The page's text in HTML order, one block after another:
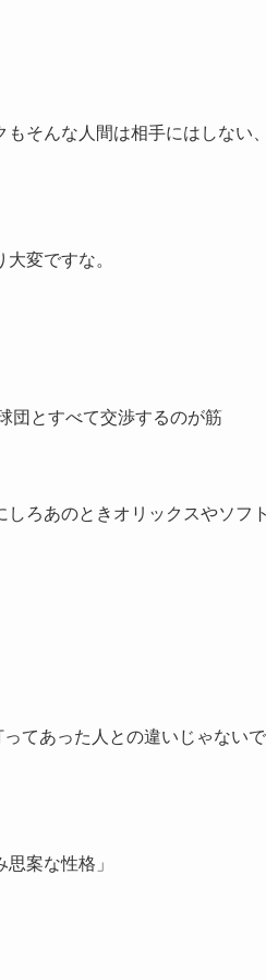
そんな人間は相手にはしない
変ですな。
団とすべて交渉するのが筋
ろあのときオリックスやソフ
てあった人との違いじゃないで
案な性格」